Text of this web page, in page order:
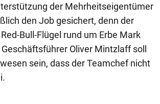
der Mehrheitseigentümer
den Job gesichert, denn der
Bull-Flügel rund um Erbe Mark
Oliver Mintzlaff soll
sein, dass der Teamchef nicht